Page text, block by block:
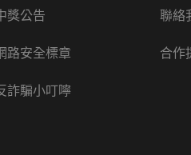
獎公告
路安全標章
詐騙小叮嚀
聯絡
合作